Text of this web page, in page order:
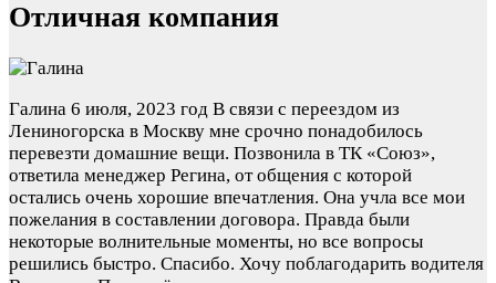
Отличная компания
Галина 6 июля, 2023 год В связи с переездом из
Лениногорска в Москву мне срочно понадобилось
перевезти домашние вещи. Позвонила в ТК «Союз»,
ответила менеджер Регина, от общения с которой
остались очень хорошие впечатления. Она учла все мои
пожелания в составлении договора. Правда были
некоторые волнительные моменты, но все вопросы
решились быстро. Спасибо. Хочу поблагодарить водителя